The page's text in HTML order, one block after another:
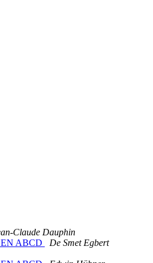
Claude Dauphin
ABCD
De Smet Egbert